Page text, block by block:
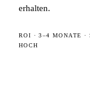
erhalten.
ROI · 3–4 MONATE ·
HOCH